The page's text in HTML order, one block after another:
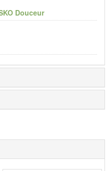
Douceur